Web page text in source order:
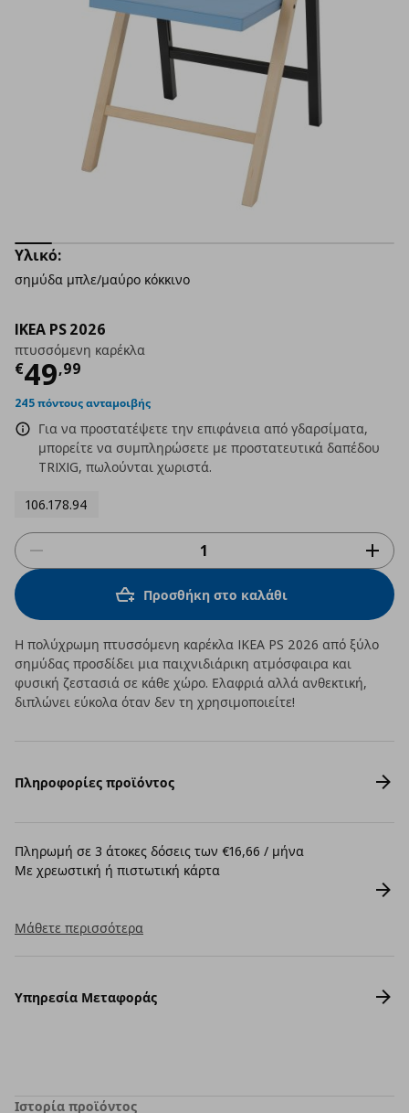
IKEA PS 2026
πτυσσόμενη καρέκλα
€49,99
Τρέχουσα τιμή
245 πόντους ανταμοιβής
Για να προστατέψετε την επιφάνεια από γδαρσίματα,
μπορείτε να συμπληρώσετε με προστατευτικά δαπέδου
TRIXIG, πωλούνται χωριστά.
106.178.94
Υλικό:
σημύδα μπλε/μαύρο κόκκινο
Προσθήκη στο καλάθι
Η πολύχρωμη πτυσσόμενη καρέκλα IKEA PS 2026 από ξύλο
σημύδας προσδίδει μια παιχνιδιάρικη ατμόσφαιρα και
φυσική ζεστασιά σε κάθε χώρο. Ελαφριά αλλά ανθεκτική,
διπλώνει εύκολα όταν δεν τη χρησιμοποιείτε!
Πληροφορίες προϊόντος
Πληρωμή σε 3 άτοκες δόσεις των €16,66 / μήνα
Με χρεωστική ή πιστωτική κάρτα
Μάθετε περισσότερα
Υπηρεσία Μεταφοράς
Ιστορία προϊόντος